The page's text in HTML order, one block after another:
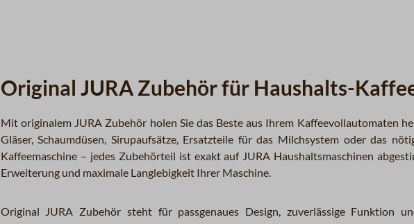
Original JURA Zubehör für Haushalts-
Mit originalem JURA Zubehör holen Sie das Beste aus Ihrem Kaffeevollautomaten
Gläser, Schaumdüsen, Sirupaufsätze, Ersatzteile für das Milchsystem oder das
Kaffeemaschine – jedes Zubehörteil ist exakt auf JURA Haushaltsmaschinen
Erweiterung und maximale Langlebigkeit Ihrer Maschine.
Original JURA Zubehör steht für passgenaues Design, zuverlässige